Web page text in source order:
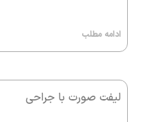
ادامه مطلب
لیفت صورت با جراحی